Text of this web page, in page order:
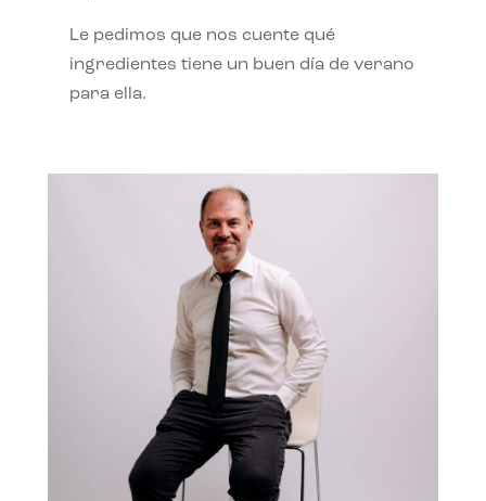
Le pedimos que nos cuente qué
ingredientes tiene un buen día de verano
para ella.